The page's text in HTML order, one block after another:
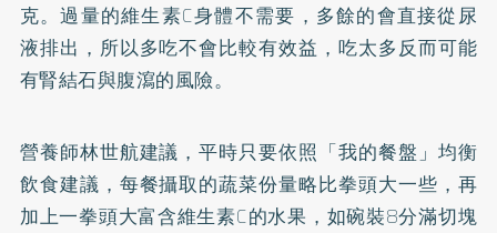
克。過量的維生素C身體不需要，多餘的會直接從尿
液排出，所以多吃不會比較有效益，吃太多反而可能
有腎結石與腹瀉的風險。
營養師林世航建議，平時只要依照「我的餐盤」均衡
飲食建議，每餐攝取的蔬菜份量略比拳頭大一些，再
加上一拳頭大富含維生素C的水果，如碗裝8分滿切塊